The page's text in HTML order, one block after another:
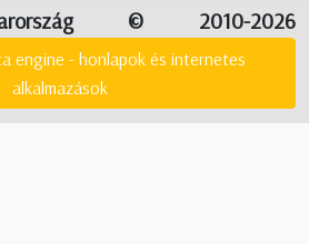
© 2010-2026
engine - honlapok és internetes
alkalmazások